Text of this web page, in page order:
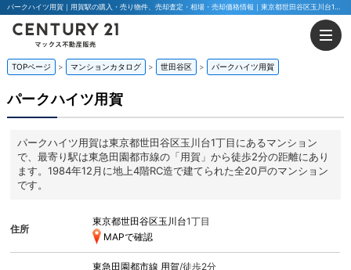
TOPページ マンションカタログ 世田谷区 パークハイツ用賀
パークハイツ用賀
パークハイツ用賀は東京都世田谷区玉川台1丁目にあるマンション
で、最寄り駅は東急田園都市線の「用賀」から徒歩2分の距離にあり
ます。1984年12月に地上4階RC造で建てられた全20戸のマンション
です。
住所
東京都世田谷区玉川台1丁目
MAPで確認
東急田園都市線 用賀/徒歩2分